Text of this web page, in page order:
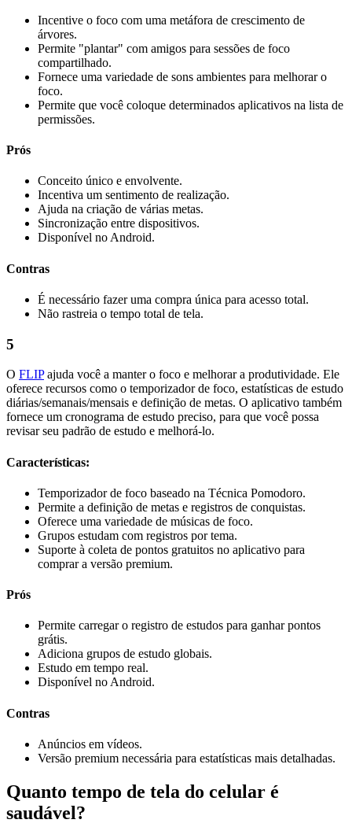
Incentive o foco com uma metáfora de crescimento de
árvores.
Permite "plantar" com amigos para sessões de foco
compartilhado.
Fornece uma variedade de sons ambientes para melhorar o
foco.
Permite que você coloque determinados aplicativos na lista de
permissões.
Prós
Conceito único e envolvente.
Incentiva um sentimento de realização.
Ajuda na criação de várias metas.
Sincronização entre dispositivos.
Disponível no Android.
Contras
É necessário fazer uma compra única para acesso total.
Não rastreia o tempo total de tela.
5
O FLIPajuda você a manter o foco e melhorar a produtividade. Ele
oferece recursos como o temporizador de foco, estatísticas de estudo
diárias/semanais/mensais e definição de metas. O aplicativo também
fornece um cronograma de estudo preciso, para que você possa
revisar seu padrão de estudo e melhorá-lo.
Características:
Temporizador de foco baseado na Técnica Pomodoro.
Permite a definição de metas e registros de conquistas.
Oferece uma variedade de músicas de foco.
Grupos estudam com registros por tema.
Suporte à coleta de pontos gratuitos no aplicativo para
comprar a versão premium.
Prós
Permite carregar o registro de estudos para ganhar pontos
grátis.
Adiciona grupos de estudo globais.
Estudo em tempo real.
Disponível no Android.
Contras
Anúncios em vídeos.
Versão premium necessária para estatísticas mais detalhadas.
Quanto tempo de tela do celular é
saudável?